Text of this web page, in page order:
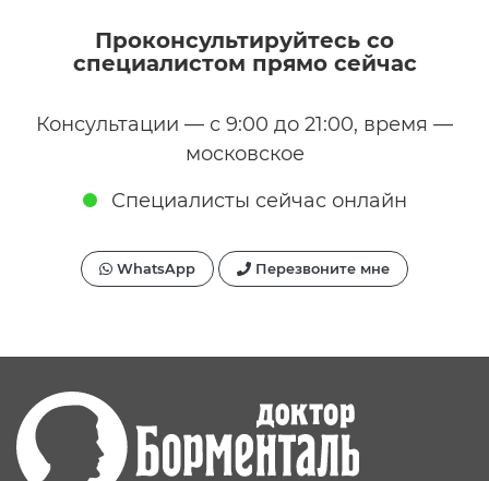
Проконсультируйтесь со
специалистом прямо сейчас
Консультации — с 9:00 до 21:00, время —
московское
Специалисты сейчас онлайн
WhatsApp Перезвоните мне